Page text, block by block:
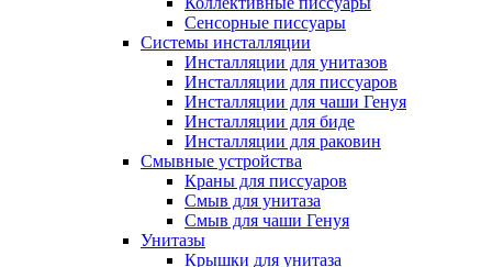
Сенсорные писсуары
Системы инсталляции
Инсталляции для унитазов
Инсталляции для писсуаров
Инсталляции для чаши Генуя
Инсталляции для биде
Инсталляции для раковин
Смывные устройства
Краны для писсуаров
Смыв для унитаза
Смыв для чаши Генуя
Унитазы
Крышки для унитаза